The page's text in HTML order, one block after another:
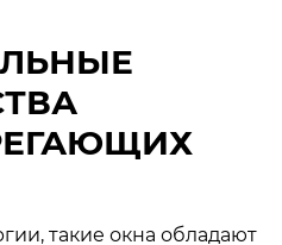
такие окна обладают